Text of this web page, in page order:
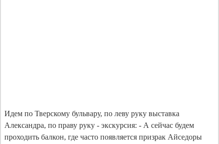
Идем по Тверскому бульвару, по леву руку выставка
Александра, по праву руку - экскурсия: - А сейчас будем
проходить балкон, где часто появляется призрак Айседоры